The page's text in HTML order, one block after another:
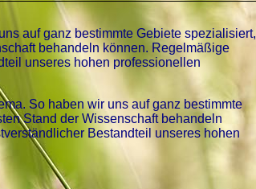
auf ganz bestimmte Gebiete spezialisiert,
behandeln können. Regelmäßige
unseres hohen professionellen
So haben wir uns auf ganz bestimmte
Stand der Wissenschaft behandeln
Bestandteil unseres hohen